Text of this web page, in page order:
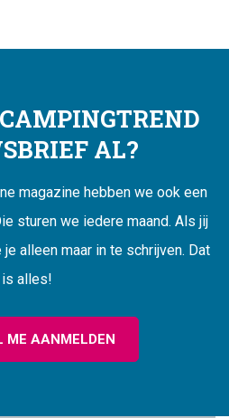
AL?
magazine hebben we ook een
sturen we iedere maand. Als jij
alleen maar in te schrijven. Dat
is alles!
ME AANMELDEN